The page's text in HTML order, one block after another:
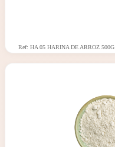
Ref: HA 05 HARINA DE ARROZ 500G